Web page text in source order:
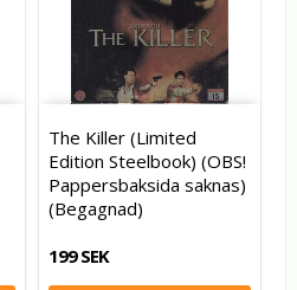
The Killer (Limited
Edition Steelbook) (OBS!
Pappersbaksida saknas)
(Begagnad)
199 SEK